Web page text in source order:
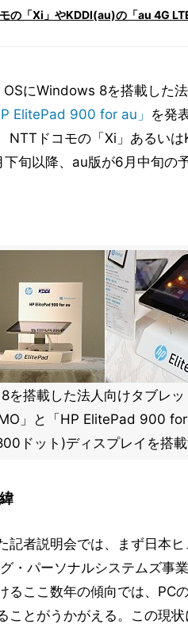
の「Xi」やKDDI(au)の「au 4G
OSにWindows 8を搭載した
ElitePad 900 for au」
を発
NTTドコモの「Xi」あるい
旬以降、au版が6月中旬の
を搭載した法人向けタブレ
」と「HP ElitePad 900 for
ドット)ディスプレイを搭
記者説明会では、まず日本
・パーソナルシステムズ事
るここ数年の傾向では、PC
ことがうかがえる。この現